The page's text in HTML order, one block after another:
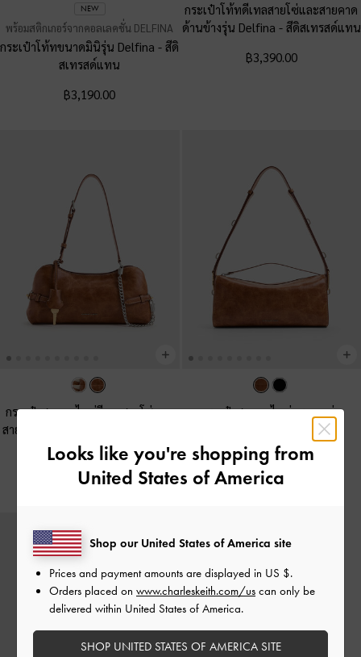
NEW
พร้อมสติกเกอร์จากคอลเลคชั่น DELFINA
กระเป๋าโท้ทขนาดมินิรุ่น Delfina-สีดิ
สเทรสด์แทน
฿3,190.00
กระเป๋าโท้ทดีเทลสายโซ่และสายคาด
ด้านข้างรุ่น Delfina - สีดิสเทรสด์แทน
฿3,390.00
กระเป๋าสะพายไหล่ดีเทลสายโซ่และ
สายคาดด้านข้างรุ่น Delfina
รสด์แทน
฿3,590.00
กระเป๋าสะพายไหล่ทรงยาวรุ่น
สีดิสเทรสด์แทน
฿2,990.00
Looks like you're shopping from
United States of America
Shop our United States of America site
Prices and payment amounts are displayed in US $.
Orders placed on www.charleskeith.com/us can only be
delivered within United States of America.
SHOP UNITED STATES OF AMERICA SITE